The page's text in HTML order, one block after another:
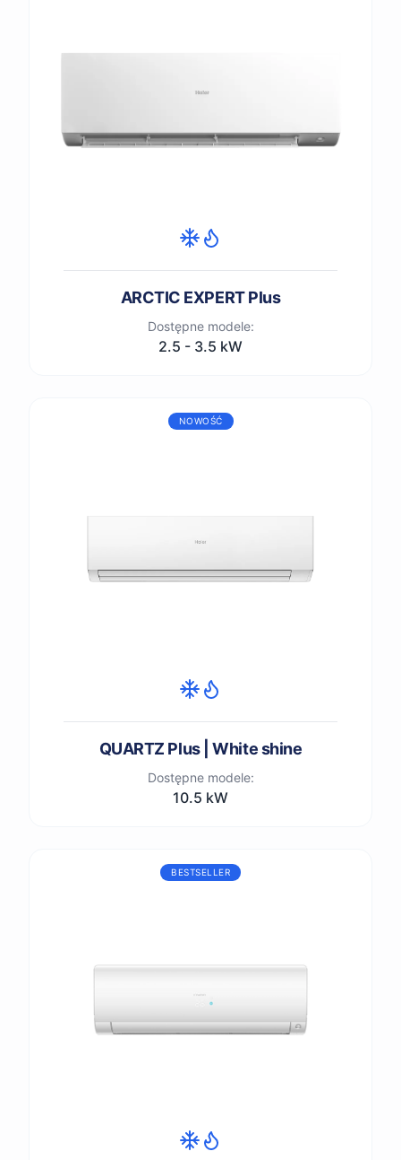
ARCTIC EXPERT Plus
Dostępne modele:
2.5 - 3.5 kW
NOWOŚĆ
QUARTZ Plus | White shine
Dostępne modele:
10.5 kW
BESTSELLER